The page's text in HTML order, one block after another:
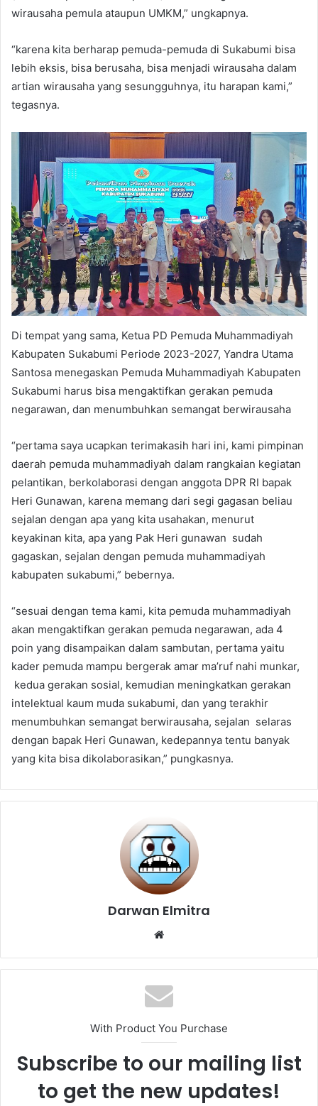
wirausaha pemula ataupun UMKM,” ungkapnya.
“karena kita berharap pemuda-pemuda di Sukabumi bisa
lebih eksis, bisa berusaha, bisa menjadi wirausaha dalam
artian wirausaha yang sesungguhnya, itu harapan kami,”
tegasnya.
Di tempat yang sama, Ketua PD Pemuda Muhammadiyah
Kabupaten Sukabumi Periode 2023-2027, Yandra Utama
Santosa menegaskan Pemuda Muhammadiyah Kabupaten
Sukabumi harus bisa mengaktifkan gerakan pemuda
negarawan, dan menumbuhkan semangat berwirausaha
“pertama saya ucapkan terimakasih hari ini, kami pimpinan
daerah pemuda muhammadiyah dalam rangkaian kegiatan
pelantikan, berkolaborasi dengan anggota DPR RI bapak
Heri Gunawan, karena memang dari segi gagasan beliau
sejalan dengan apa yang kita usahakan, menurut
keyakinan kita, apa yang Pak Heri gunawan sudah
gagaskan, sejalan dengan pemuda muhammadiyah
kabupaten sukabumi,” bebernya.
“sesuai dengan tema kami, kita pemuda muhammadiyah
akan mengaktifkan gerakan pemuda negarawan, ada 4
poin yang disampaikan dalam sambutan, pertama yaitu
kader pemuda mampu bergerak amar ma’ruf nahi munkar,
kedua gerakan sosial, kemudian meningkatkan gerakan
intelektual kaum muda sukabumi, dan yang terakhir
menumbuhkan semangat berwirausaha, sejalan selaras
dengan bapak Heri Gunawan, kedepannya tentu banyak
yang kita bisa dikolaborasikan,” pungkasnya.
Darwan Elmitra
Website
With Product You Purchase
Subscribe to our mailing list
to get the new updates!